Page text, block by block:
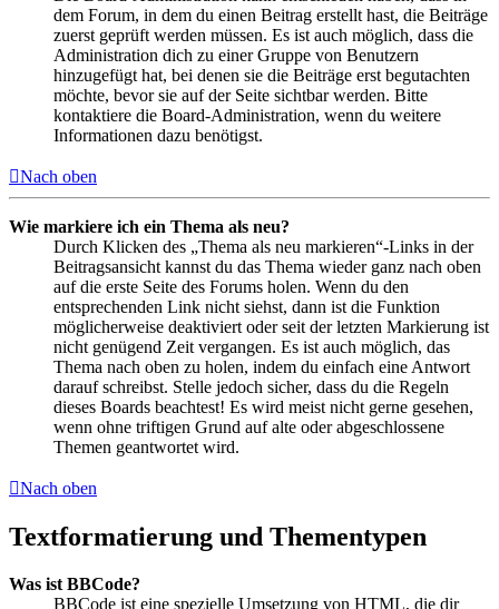
dem Forum, in dem du einen Beitrag erstellt hast, die Beiträge
zuerst geprüft werden müssen. Es ist auch möglich, dass die
Administration dich zu einer Gruppe von Benutzern
hinzugefügt hat, bei denen sie die Beiträge erst begutachten
möchte, bevor sie auf der Seite sichtbar werden. Bitte
kontaktiere die Board-Administration, wenn du weitere
Informationen dazu benötigst.
Nach oben
Wie markiere ich ein Thema als neu?
Durch Klicken des „Thema als neu markieren“-Links in der
Beitragsansicht kannst du das Thema wieder ganz nach oben
auf die erste Seite des Forums holen. Wenn du den
entsprechenden Link nicht siehst, dann ist die Funktion
möglicherweise deaktiviert oder seit der letzten Markierung ist
nicht genügend Zeit vergangen. Es ist auch möglich, das
Thema nach oben zu holen, indem du einfach eine Antwort
darauf schreibst. Stelle jedoch sicher, dass du die Regeln
dieses Boards beachtest! Es wird meist nicht gerne gesehen,
wenn ohne triftigen Grund auf alte oder abgeschlossene
Themen geantwortet wird.
Nach oben
Textformatierung und Thementypen
Was ist BBCode?
BBCode ist eine spezielle Umsetzung von HTML, die dir